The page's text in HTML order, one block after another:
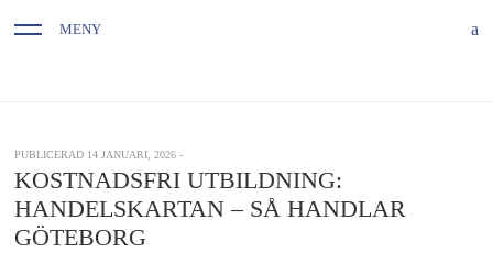
MENY
PUBLICERAD 14 JANUARI, 2026 -
KOSTNADSFRI UTBILDNING:
HANDELSKARTAN – SÅ HANDLAR
GÖTEBORG